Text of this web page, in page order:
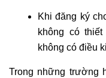
Khi đăng ký
không có
không có điều
Trong những trường